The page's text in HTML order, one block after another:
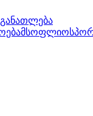
განათლება
მსოფლიო